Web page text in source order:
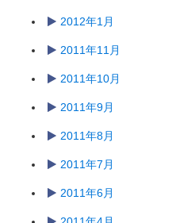
2012年1月
2011年11月
2011年10月
2011年9月
2011年8月
2011年7月
2011年6月